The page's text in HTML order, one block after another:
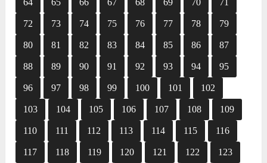
64 65 66 67 68 69 70 71
72 73 74 75 76 77 78 79
80 81 82 83 84 85 86 87
88 89 90 91 92 93 94 95
96 97 98 99 100 101 102
103 104 105 106 107 108 109
110 111 112 113 114 115 116
117 118 119 120 121 122 123